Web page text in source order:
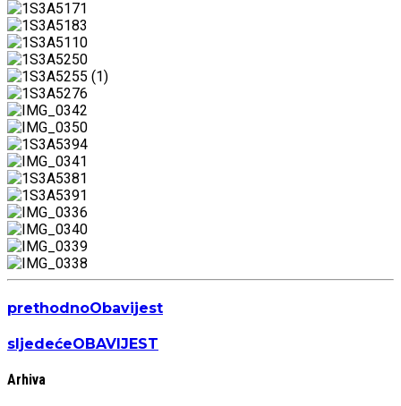
prethodnoObavijest
sljedećeOBAVIJEST
Arhiva